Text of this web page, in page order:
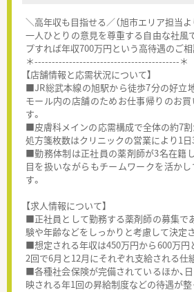
＼高年収も目指せる／（旭市エリア担当よ
一人ひとりの意見を尊重する自由な社風
プすれば年収700万円という高待遇のご相
＊------------------------------------------＊
【店舗情報と応需状況について】
■JR総武本線の旭駅から徒歩7分の好立
モール内の店舗のためお仕事帰りのお
す。
■皮膚科メインの応需構成で全体の約7割
処方箋枚数はクリニックの営業により1日
■勤務体制は正社員の薬剤師が3名在籍
目を扱いながらもチームワークを活か
す。
【求人情報について】
■正社員として勤務する薬剤師の募集で
験や年齢などをしっかりと考慮して決定
■想定される年収は450万円から600万円
2回で6月と12月にそれぞれ支給される仕
■各種社会保険が完備されているほか、
映される年1回の昇給制度などの待遇が整